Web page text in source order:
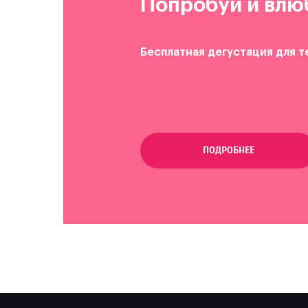
Попробуй и
Бесплатная дегустация для
ПОДРОБНЕЕ